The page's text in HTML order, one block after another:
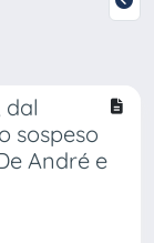
dal
sospeso
André e